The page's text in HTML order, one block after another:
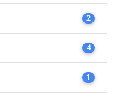
2
4
1